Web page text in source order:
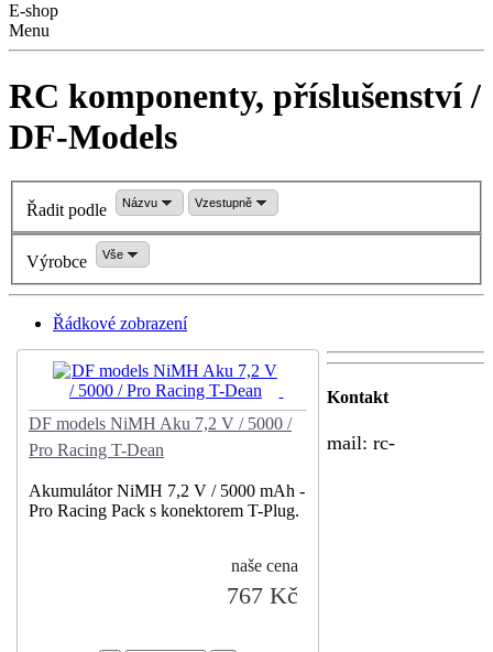
E-shop
Menu
RC komponenty, příslušenství /
DF-Models
Řadit podle Názvu Vzestupně
Výrobce Vše
Řádkové zobrazení
DF models NiMH Aku 7,2 V / 5000 /
Pro Racing T-Dean
Akumulátor NiMH 7,2 V / 5000 mAh -
Pro Racing Pack s konektorem T-Plug.
naše cena
767 Kč
Kontakt
mail: rc-